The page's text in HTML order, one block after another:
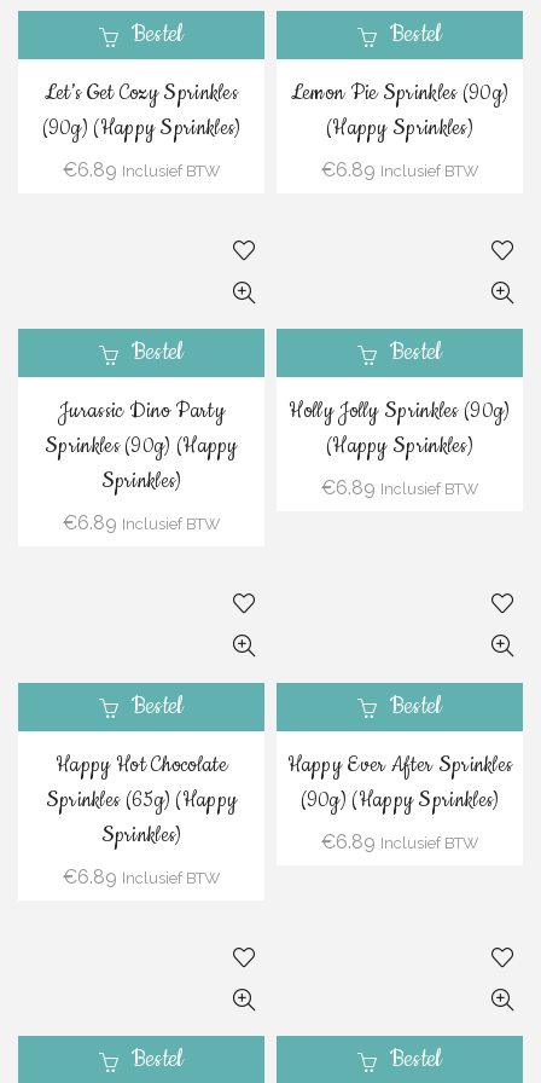
Bestel
Let’s Get Cozy Sprinkles
(90g) (Happy Sprinkles)
€6.89 Inclusief BTW
Bestel
Lemon Pie Sprinkles (90g)
(Happy Sprinkles)
€6.89 Inclusief BTW
Bestel
Jurassic Dino Party
Sprinkles (90g) (Happy
Sprinkles)
€6.89 Inclusief BTW
Bestel
Holly Jolly Sprinkles (90g)
(Happy Sprinkles)
€6.89 Inclusief BTW
Bestel
Happy Hot Chocolate
Sprinkles (65g) (Happy
Sprinkles)
€6.89 Inclusief BTW
Bestel
Happy Ever After Sprinkles
(90g) (Happy Sprinkles)
€6.89 Inclusief BTW
Bestel Bestel